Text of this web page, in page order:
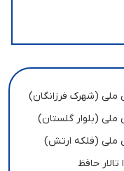
(شهرک فرزانگان)
(بلوار گلستان)
ملی (فلکه ارتش)
حافظ